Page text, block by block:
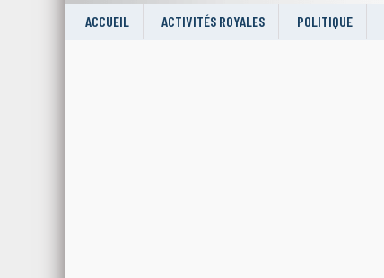
ACCUEIL ACTIVITÉS ROYALES POLITIQUE